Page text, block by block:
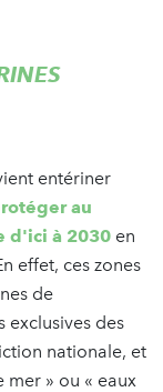
entériner
au
d'ici à 2030 en
effet, ces zones
de
exclusives des
nationale, et
mer » ou « eaux